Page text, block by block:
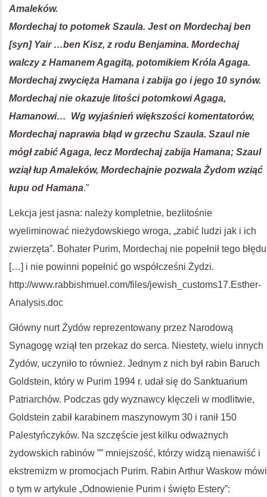
Amaleków.
Mordechaj to potomek Szaula. Jest on Mordechaj ben
[syn] Yair …ben Kisz, z rodu Benjamina. Mordechaj
walczy z Hamanem Agagitą, potomikiem Króla Agaga.
Mordechaj zwycięża Hamana i zabija go i jego 10 synów.
Mordechaj nie okazuje litości potomkowi Agaga,
Hamanowi… Wg wyjaśnień większości komentatorów,
Mordechaj naprawia błąd w grzechu Szaula. Szaul nie
mógł zabić Agaga, lecz Mordechaj zabija Hamana; Szaul
wziął łup Amaleków, Mordechajnie pozwala Żydom wziąć
łupu od Hamana.”
Lekcja jest jasna: należy kompletnie, bezlitośnie
wyeliminować nieżydowskiego wroga, „zabić ludzi jak i ich
zwierzęta”. Bohater Purim, Mordechaj nie popełnił tego błędu
[…] i nie powinni popełnić go współcześni Żydzi.
http://www.rabbishmuel.com/files/jewish_customs17.Esther-
Analysis.doc
Główny nurt Żydów reprezentowany przez Narodową
Synagogę wziął ten przekaz do serca. Niestety, wielu innych
Żydów, uczyniło to również. Jednym z nich był rabin Baruch
Goldstein, który w Purim 1994 r. udał się do Sanktuarium
Patriarchów. Podczas gdy wyznawcy klęczeli w modlitwie,
Goldstein zabił karabinem maszynowym 30 i ranił 150
Palestyńczyków. Na szczęście jest kilku odważnych
żydowskich rabinów ”” mniejszość, którzy widzą nienawiść i
ekstremizm w promocjach Purim. Rabin Arthur Waskow mówi
o tym w artykule „Odnowienie Purim i święto Estery”: